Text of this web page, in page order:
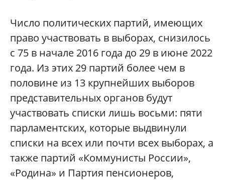
Число политических партий, имеющих
право участвовать в выборах, снизилось
с 75 в начале 2016 года до 29 в июне 2022
года. Из этих 29 партий более чем в
половине из 13 крупнейших выборов
представительных органов будут
участвовать списки лишь восьми: пяти
парламентских, которые выдвинули
списки на всех или почти всех выборах, а
также партий «Коммунисты России»,
«Родина» и Партия пенсионеров,